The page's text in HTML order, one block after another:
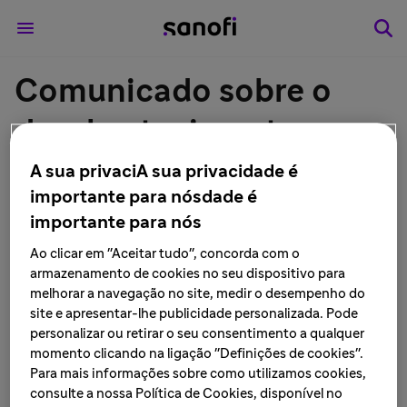
Comunicado sobre o
desabastecimento
temporário do
medicamento cloridrato
de nafazolina 0,5mg/mL
solução nasa
LEIA MAIS • 2 de fevereiro de 2024
A sua privaciA sua privacidade é
importante para nósdade é
importante para nós
Ao clicar em "Aceitar tudo", concorda com o
armazenamento de cookies no seu dispositivo para
melhorar a navegação no site, medir o desempenho do
site e apresentar-lhe publicidade personalizada. Pode
personalizar ou retirar o seu consentimento a qualquer
momento clicando na ligação "Definições de cookies".
Para mais informações sobre como utilizamos cookies,
consulte a nossa Política de Cookies, disponível no